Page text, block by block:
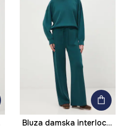
Bluza damska interlock z modalem gładka